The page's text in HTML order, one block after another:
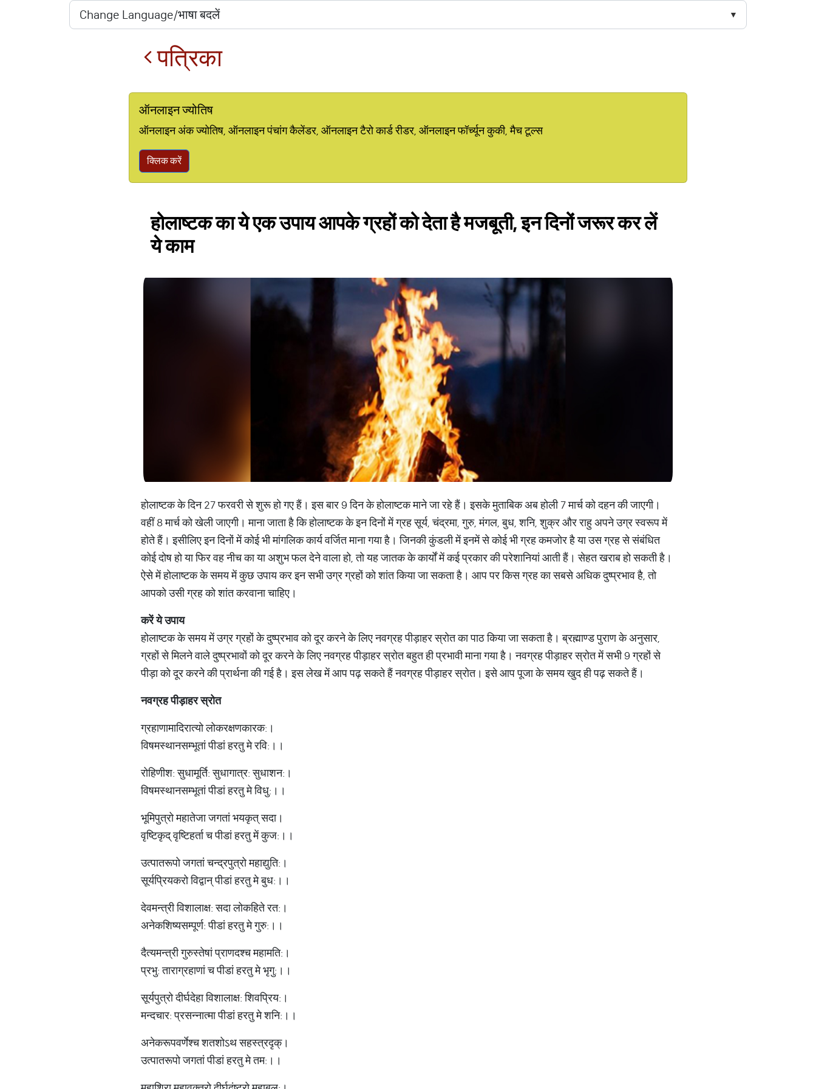
पत्रिका
ऑनलाइन ज्योतिष
ऑनलाइन अंक ज्योतिष, ऑनलाइन पंचांग कैलेंडर, ऑनलाइन टैरो कार्ड रीडर, ऑनलाइन फॉर्च्यून कुकी, मैच टूल्स
क्लिक करें
होलाष्टक का ये एक उपाय आपके ग्रहों को देता है मजबूती, इन दिनों जरूर कर लें
ये काम
होलाष्टक के दिन 27 फरवरी से शुरू हो गए हैं। इस बार 9 दिन के होलाष्टक माने जा रहे हैं। इसके मुताबिक अब होली 7 मार्च को दहन की जाएगी।
वहीं 8 मार्च को खेली जाएगी। माना जाता है कि होलाष्टक के इन दिनों में ग्रह सूर्य, चंद्रमा, गुरु, मंगल, बुध, शनि, शुक्र और राहु अपने उग्र स्वरूप में
होते हैं। इसीलिए इन दिनों में कोई भी मांगलिक कार्य वर्जित माना गया है। जिनकी कुंडली में इनमें से कोई भी ग्रह कमजोर है या उस ग्रह से संबंधित
कोई दोष हो या फिर वह नीच का या अशुभ फल देने वाला हो, तो यह जातक के कार्यों में कई प्रकार की परेशानियां आती हैं। सेहत खराब हो सकती है।
ऐसे में होलाष्टक के समय में कुछ उपाय कर इन सभी उग्र ग्रहों को शांत किया जा सकता है। आप पर किस ग्रह का सबसे अधिक दुष्प्रभाव है, तो
आपको उसी ग्रह को शांत करवाना चाहिए।
करेंयेउपाय
होलाष्टक के समय में उग्र ग्रहों के दुष्प्रभाव को दूर करने के लिए नवग्रह पीड़ाहर स्रोत का पाठ किया जा सकता है। ब्रह्माण्ड पुराण के अनुसार,
ग्रहों से मिलने वाले दुष्प्रभावों को दूर करने के लिए नवग्रह पीड़ाहर स्रोत बहुत ही प्रभावी माना गया है। नवग्रह पीड़ाहर स्रोत में सभी 9 ग्रहों से
पीड़ा को दूर करने की प्रार्थना की गई है। इस लेख में आप पढ़ सकते हैं नवग्रह पीड़ाहर स्रोत। इसे आप पूजा के समय खुद ही पढ़ सकते हैं।
नवग्रहपीड़ाहरस्रोत
ग्रहाणामादिरात्यो लोकरक्षणकारक:।
विषमस्थानसम्भूतां पीडां हरतु मे रवि:।।
रोहिणीश: सुधा‍मूर्ति: सुधागात्र: सुधाशन:।
विषमस्थानसम्भूतां पीडां हरतु मे विधु:।।
भूमिपुत्रो महातेजा जगतां भयकृत् सदा।
वृष्टिकृद् वृष्टिहर्ता च पीडां हरतु में कुज:।।
उत्पातरूपो जगतां चन्द्रपुत्रो महाद्युति:।
सूर्यप्रियकरो विद्वान् पीडां हरतु मे बुध:।।
देवमन्त्री विशालाक्ष: सदा लोकहिते रत:।
अनेकशिष्यसम्पूर्ण: पीडां हरतु मे गुरु:।।
दैत्यमन्त्री गुरुस्तेषां प्राणदश्च महामति:।
प्रभु: ताराग्रहाणां च पीडां हरतु मे भृगु:।।
सूर्यपुत्रो दीर्घदेहा विशालाक्ष: शिवप्रिय:।
मन्दचार: प्रसन्नात्मा पीडां हरतु मे शनि:।।
अनेकरूपवर्णेश्च शतशोऽथ सहस्त्रदृक्।
उत्पातरूपो जगतां पीडां हरतु मे तम:।।